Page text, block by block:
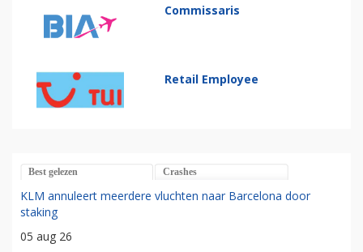
Commissaris
Retail Employee
Best gelezen Crashes
KLM annuleert meerdere vluchten naar Barcelona door
staking
05 aug 26